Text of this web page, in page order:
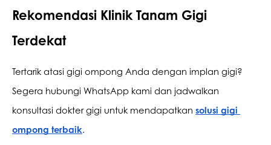
Rekomendasi Klinik Tanam Gigi
Terdekat
Tertarik atasi gigi ompong Anda dengan implan gigi?
Segera hubungi WhatsApp kami dan jadwalkan
konsultasi dokter gigi untuk mendapatkan solusi gigi
ompong terbaik.